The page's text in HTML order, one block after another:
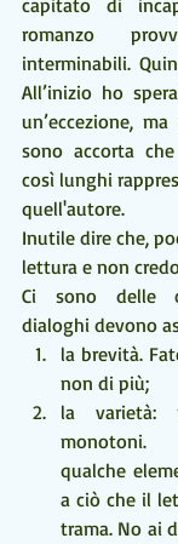
capitato di
romanzo
interminabili.
All’inizio ho
un’eccezione,
sono accorta
così lunghi
quell'autore.
Inutile dire che,
lettura e non
Ci sono delle
dialoghi devono
la brevità.
non di più;
la varietà:
monotoni.
qualche
a ciò che il
trama. No ai